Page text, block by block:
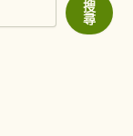
搜
尋